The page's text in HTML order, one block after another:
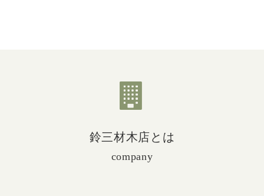
鈴三材木店とは
company